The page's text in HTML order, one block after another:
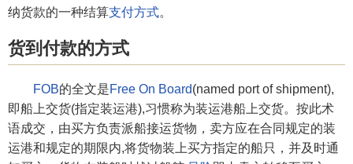
纳货款的一种结算支付方式。
货到付款的方式
FOB的全文是Free On Board(named port of shipment),
即船上交货(指定装运港),习惯称为装运港船上交货。按此术
语成交，由买方负责派船接运货物，卖方应在合同规定的装
运港和规定的期限内,将货物装上买方指定的船只，并及时通